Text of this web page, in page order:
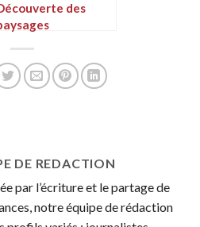
des
DE REDACTION
par l’écriture et le partage de
notre équipe de rédaction